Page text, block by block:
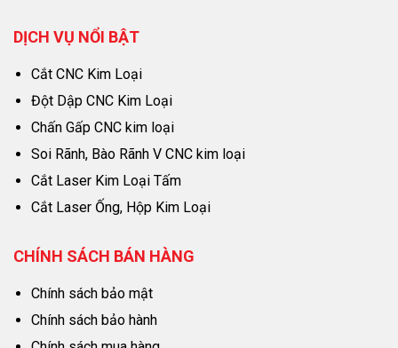
DỊCH VỤ NỔI BẬT
Cắt CNC Kim Loại
Đột Dập CNC Kim Loại
Chấn Gấp CNC kim loại
Soi Rãnh, Bào Rãnh V CNC kim loại
Cắt Laser Kim Loại Tấm
Cắt Laser Ống, Hộp Kim Loại
CHÍNH SÁCH BÁN HÀNG
Chính sách bảo mật
Chính sách bảo hành